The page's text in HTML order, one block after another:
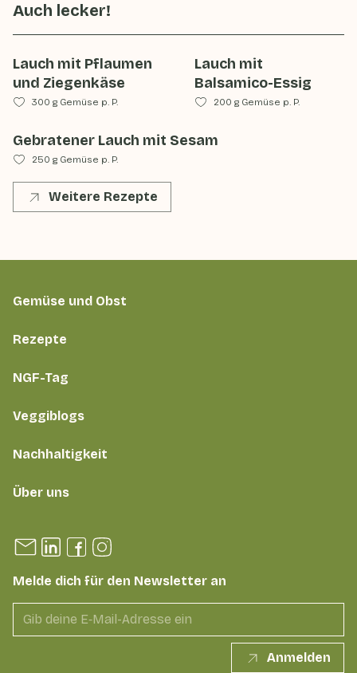
Auch lecker!
Lauch mit Pflaumen
und Ziegenkäse
300 g Gemüse p. P.
Lauch mit
Balsamico-Essig
200 g Gemüse p. P.
Gebratener Lauch mit Sesam
250 g Gemüse p. P.
Weitere Rezepte
Gemüse und Obst
Rezepte
NGF-Tag
Veggiblogs
Nachhaltigkeit
Über uns
Melde dich für den Newsletter an
Anmelden